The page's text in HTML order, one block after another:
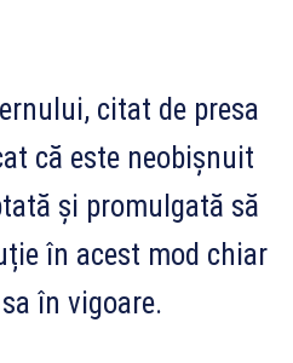
citat de presa
că este neobișnuit
și promulgată să
în acest mod chiar
în vigoare.